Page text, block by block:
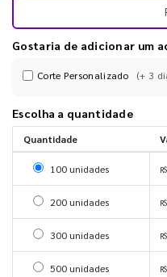
Gostaria de adicionar um
Corte Personalizado (+ 3
Escolha a quantidade
Quantidade
Selecionar 100
100 unidades
Selecionar 200
200 unidades
Selecionar 300
300 unidades
Selecionar 500
500 unidades